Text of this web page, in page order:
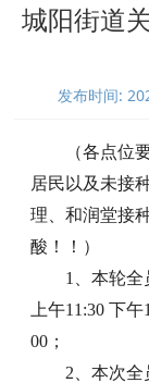
城阳街道
发布时间:
（各点位
居民以及未接
理、和润堂接
酸！！）
1、本轮全
上午11:30 下
00；
2、本次